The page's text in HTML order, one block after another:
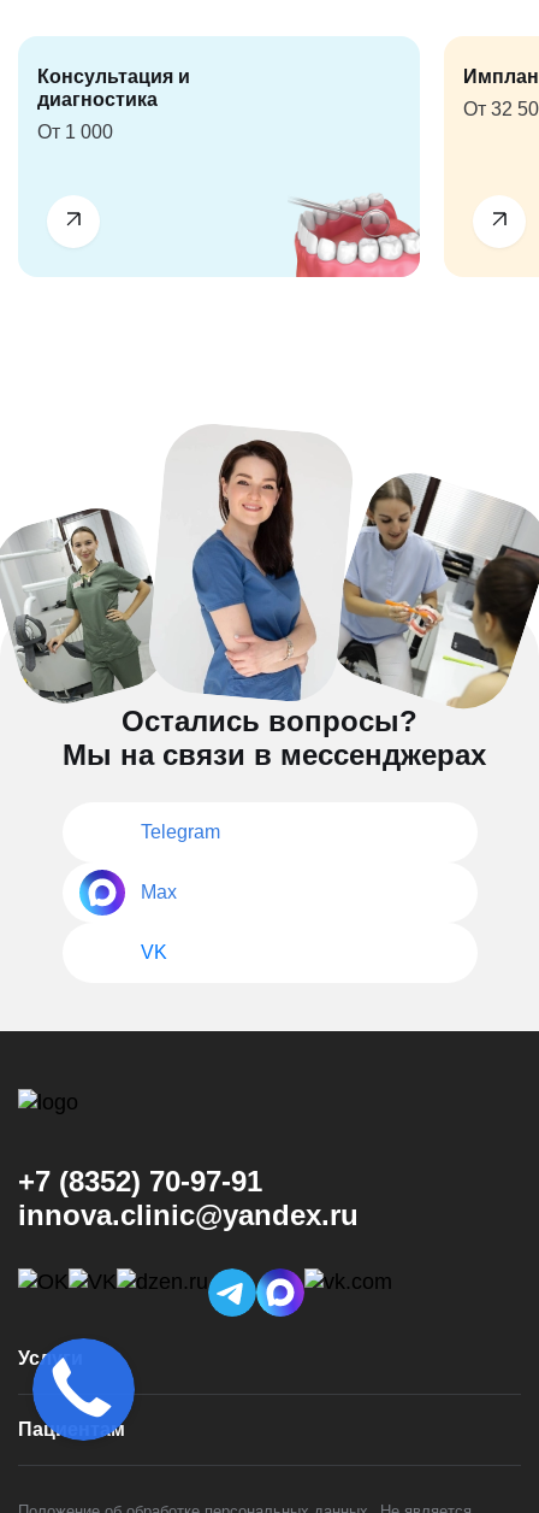
Консультация и
диагностика
От 1 000
От 32
Остались вопросы?
Мы на связи в мессенджерах
Telegram
Max
VK
+7 (8352) 70-97-91
innova.clinic@yandex.ru
Услуги
Консультация и диагностика
Пациентам